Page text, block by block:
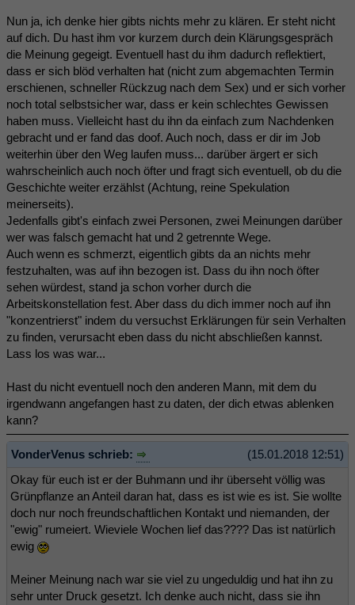
Nun ja, ich denke hier gibts nichts mehr zu klären. Er steht nicht
auf dich. Du hast ihm vor kurzem durch dein Klärungsgespräch
die Meinung gegeigt. Eventuell hast du ihm dadurch reflektiert,
dass er sich blöd verhalten hat (nicht zum abgemachten Termin
erschienen, schneller Rückzug nach dem Sex) und er sich vorher
noch total selbstsicher war, dass er kein schlechtes Gewissen
haben muss. Vielleicht hast du ihn da einfach zum Nachdenken
gebracht und er fand das doof. Auch noch, dass er dir im Job
weiterhin über den Weg laufen muss... darüber ärgert er sich
wahrscheinlich auch noch öfter und fragt sich eventuell, ob du die
Geschichte weiter erzählst (Achtung, reine Spekulation
meinerseits).
Jedenfalls gibt's einfach zwei Personen, zwei Meinungen darüber
wer was falsch gemacht hat und 2 getrennte Wege.
Auch wenn es schmerzt, eigentlich gibts da an nichts mehr
festzuhalten, was auf ihn bezogen ist. Dass du ihn noch öfter
sehen würdest, stand ja schon vorher durch die
Arbeitskonstellation fest. Aber dass du dich immer noch auf ihn
"konzentrierst" indem du versuchst Erklärungen für sein Verhalten
zu finden, verursacht eben dass du nicht abschließen kannst.
Lass los was war...
Hast du nicht eventuell noch den anderen Mann, mit dem du
irgendwann angefangen hast zu daten, der dich etwas ablenken
kann?
(15.01.2018 12:51)
VonderVenus schrieb:
Okay für euch ist er der Buhmann und ihr überseht völlig was
Grünpflanze an Anteil daran hat, dass es ist wie es ist. Sie wollte
doch nur noch freundschaftlichen Kontakt und niemanden, der
"ewig" rumeiert. Wieviele Wochen lief das???? Das ist natürlich
ewig
Meiner Meinung nach war sie viel zu ungeduldig und hat ihn zu
sehr unter Druck gesetzt. Ich denke auch nicht, dass sie ihn